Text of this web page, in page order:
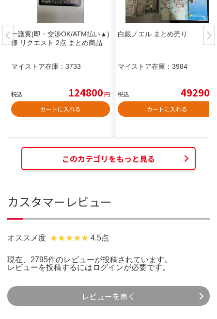
一護翼(即・交渉OK/ATM払い▲)
様 リクエスト 2点 まとめ商品
マイストア在庫： 3733
税込 124800円
カートに入れる
白銀ノエル まとめ売り
マイストア在庫： 3984
税込 49290
カートに入れる
このカテゴリをもっと見る
カスタマーレビュー
オススメ度 4.5点
現在、2795件のレビューが投稿されています。
レビューを投稿するには ログインが必要です。
レビューを書く